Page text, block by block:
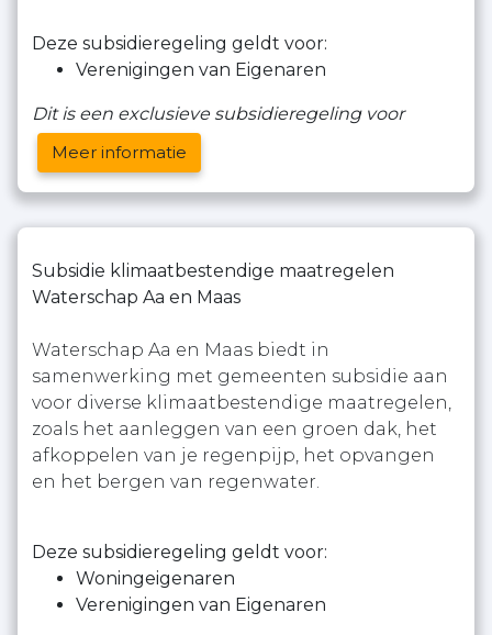
Deze subsidieregeling geldt voor:
Verenigingen van Eigenaren
Dit is een exclusieve subsidieregeling voor
Meer informatie
Subsidie klimaatbestendige maatregelen
Waterschap Aa en Maas
Waterschap Aa en Maas biedt in
samenwerking met gemeenten subsidie aan
voor diverse klimaatbestendige maatregelen,
zoals het aanleggen van een groen dak, het
afkoppelen van je regenpijp, het opvangen
en het bergen van regenwater.
Deze subsidieregeling geldt voor:
Woningeigenaren
Verenigingen van Eigenaren